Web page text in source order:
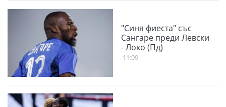
"Синя фиеста" със
Сангаре преди Левски
- Локо (Пд)
11:09